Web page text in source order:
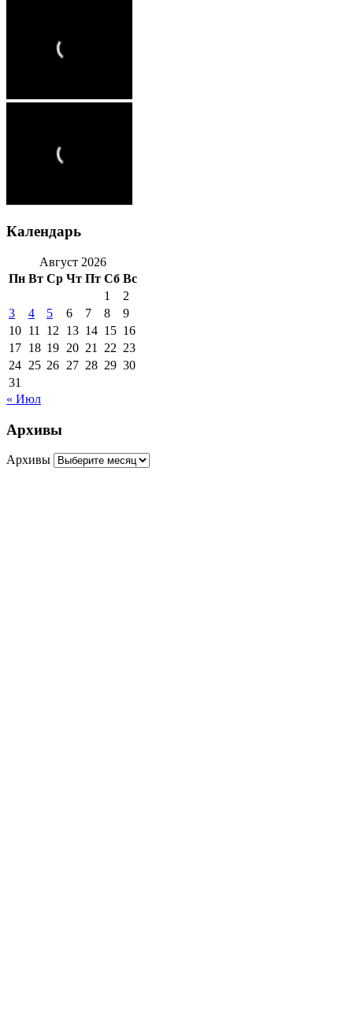
Календарь
Август 2026
Пн Вт Ср Чт Пт Сб Вс
1
2
3
4 5 6 7 8
9
10 11 12 13 14 15 16
17 18 19 20 21 22 23
24 25 26 27 28 29 30
31
« Июл
Архивы
Архивы